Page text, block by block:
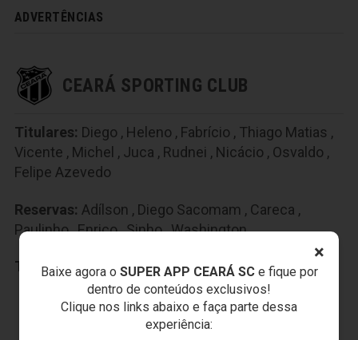
×
Baixe agora o SUPER APP CEARÁ SCe fique por
dentro de conteúdos exclusivos!
Clique nos links abaixo e faça parte dessa
experiência:
ADVERTÊNCIAS
CEARÁ SPORTING CLUB
Titulares: Diego , Heleno , Fabrício , Thiago Matias ,
Vicente , Michel , Juca , Rudnei , Nicácio , Osvaldo ,
Felipe Azevedo
Reservas: Adílson , Diego Sacomam , Careca ,
Paulinho,Enrico,Sinho,Washington
Técnico: Dimas Filgueiras